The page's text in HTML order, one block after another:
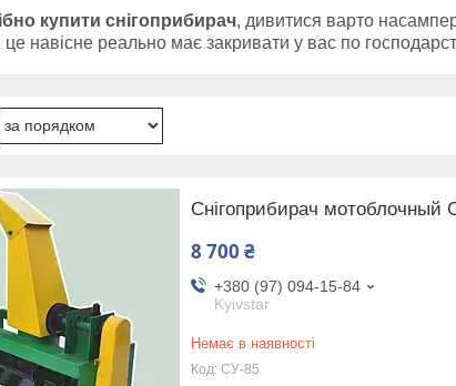
купити снігоприбирач, дивитися варто
це навісне реально має закривати у вас по
Снігоприбирач мотоблочный
8 700 ₴
+380 (97) 094-15-84
Kyivstar
Немає в наявності
СУ-85